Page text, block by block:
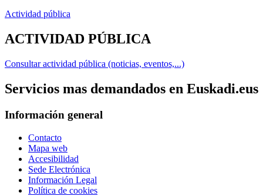
Actividad pública
ACTIVIDAD PÚBLICA
Consultar actividad pública (noticias, eventos,...)
Servicios mas demandados en Euskadi.eus
Información general
Contacto
Mapa web
Accesibilidad
Sede Electrónica
Información Legal
Política de cookies